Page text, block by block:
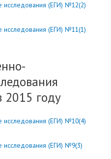
исследования (ЕГИ) №12(2)
исследования (ЕГИ) №11(1)
2015 году
исследования (ЕГИ) №10(4)
исследования (ЕГИ) №9(3)